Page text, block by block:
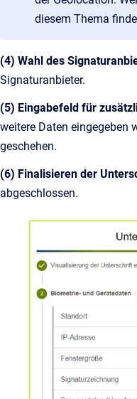
diesem Thema
(4) Wahl des
Signaturanbieter.
(5) Eingabefeld für
weitere Daten eingegeben
geschehen.
(6) Finalisieren der
abgeschlossen.